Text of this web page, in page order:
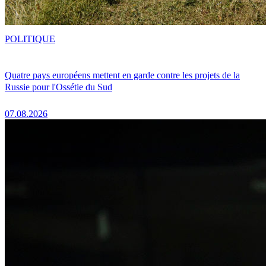
Quatre pays européens mettent en garde contre les projets de la
Russie pour l'Ossétie du Sud
07.08.2026
POLITIQUE